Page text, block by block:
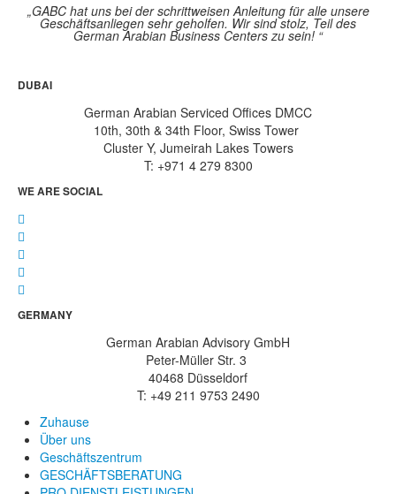
„GABC hat uns bei der schrittweisen Anleitung für alle unsere
Geschäftsanliegen sehr geholfen. Wir sind stolz, Teil des
German Arabian Business Centers zu sein! “
DUBAI
German Arabian Serviced Offices DMCC
10th, 30th & 34th Floor, Swiss Tower
Cluster Y, Jumeirah Lakes Towers
T: +971 4 279 8300
WE ARE SOCIAL
GERMANY
German Arabian Advisory GmbH
Peter-Müller Str. 3
40468 Düsseldorf
T: +49 211 9753 2490
Zuhause
Über uns
Geschäftszentrum
GESCHÄFTSBERATUNG